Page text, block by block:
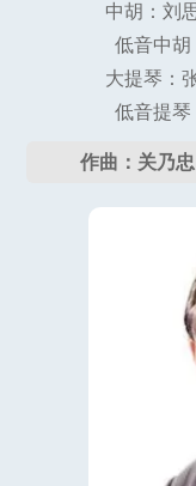
中胡：刘
低音中胡
大提琴：
低音提琴
作曲：关乃忠